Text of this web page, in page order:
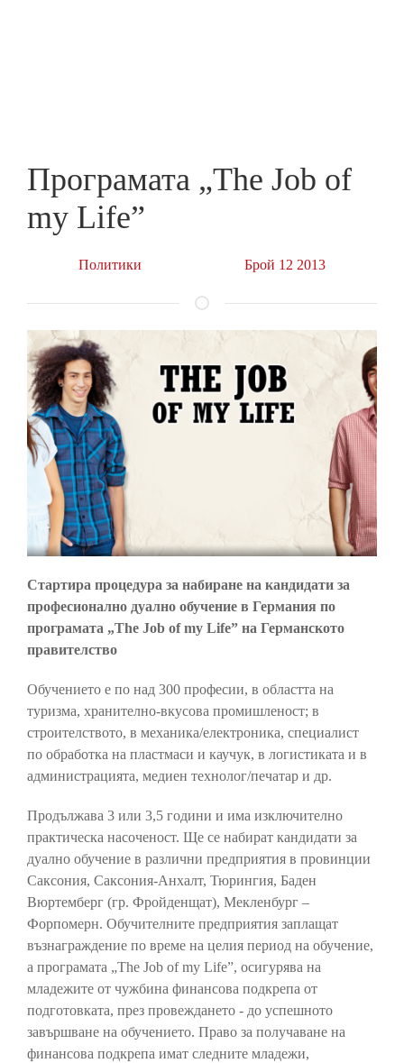
Програмата „The Job of
my Life”
Политики Брой 12 2013
Стартира процедура за набиране на кандидати за
професионално дуално обучение в Германия по
програмата „The Job of my Life” на Германското
правителство
Обучението е по над 300 професии, в областта на
туризма, хранително-вкусова промишленост; в
строителството, в механика/електроника, специалист
по обработка на пластмаси и каучук, в логистиката и в
администрацията, медиен технолог/печатар и др.
Продължава 3 или 3,5 години и има изключително
практическа насоченост. Ще се набират кандидати за
дуално обучение в различни предприятия в провинции
Саксония, Саксония-Анхалт, Тюрингия, Баден
Вюртемберг (гр. Фройденщат), Мекленбург –
Форпомерн. Обучителните предприятия заплащат
възнаграждение по време на целия период на обучение,
а програмата „The Job of my Life”, осигурява на
младежите от чужбина финансова подкрепа от
подготовката, през провеждането - до успешното
завършване на обучението. Право за получаване на
финансова подкрепа имат следните младежи,